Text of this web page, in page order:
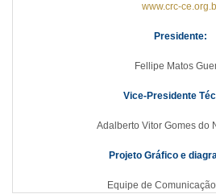
www.crc-
Presidente:
Fellipe Matos
Vice-Presidente
Adalberto Vitor Gomes do
Projeto Gráfico e
Equipe de